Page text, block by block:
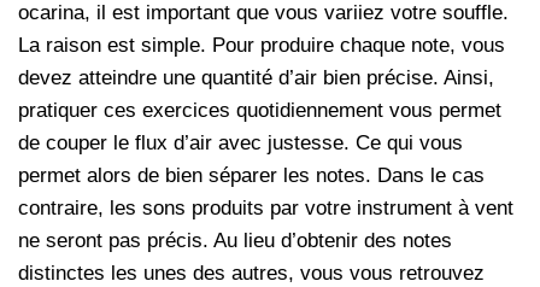
ocarina, il est important que vous variiez votre souffle.
La raison est simple. Pour produire chaque note, vous
devez atteindre une quantité d’air bien précise. Ainsi,
pratiquer ces exercices quotidiennement vous permet
de couper le flux d’air avec justesse. Ce qui vous
permet alors de bien séparer les notes. Dans le cas
contraire, les sons produits par votre instrument à vent
ne seront pas précis. Au lieu d’obtenir des notes
distinctes les unes des autres, vous vous retrouvez